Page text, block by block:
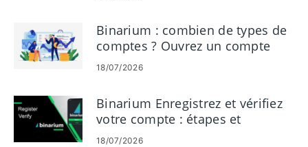
Binarium : combien de types de
comptes ? Ouvrez un compte
démo avec 10 000 $
18/07/2026
Binarium Enregistrez et vérifiez
votre compte : étapes et
exigences
18/07/2026